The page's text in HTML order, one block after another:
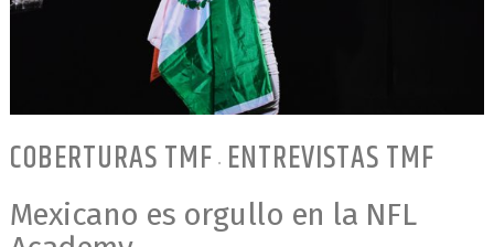
COBERTURAS TMF • ENTREVISTAS TMF
Mexicano es orgullo en la NFL